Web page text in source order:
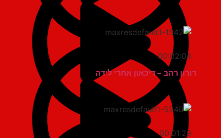
00:02:04
דורון רהב – דיכאון אחרי לידה
00:01:29